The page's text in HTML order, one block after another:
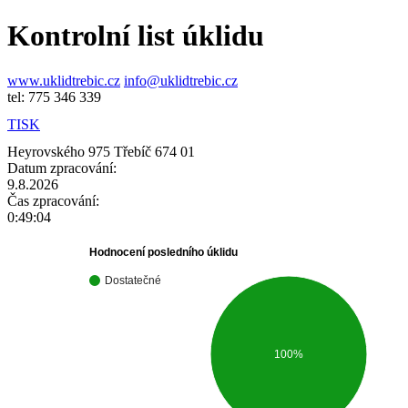
Kontrolní list úklidu
www.uklidtrebic.cz info@uklidtrebic.cz
tel: 775 346 339
TISK
Heyrovského 975 Třebíč 674 01
Datum zpracování:
9.8.2026
Čas zpracování:
0:49:04
Hodnocení posledního úklidu
Dostatečné
100%